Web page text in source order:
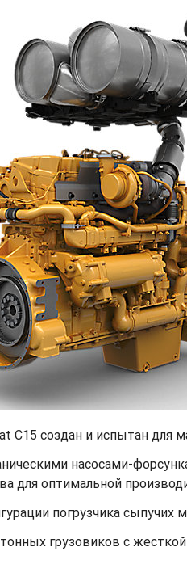
C15 создан и испытан для
насосами-
для оптимальной
погрузчика сыпучих
грузовиков с